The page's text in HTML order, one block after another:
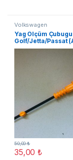
Volkswagen
Yag Ölçüm
Golf/Jetta/Passat
35,00₺
50,00₺